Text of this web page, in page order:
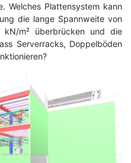
Welches Plattensystem kann
die lange Spannweite von
m² überbrücken und die
Serverracks, Doppelböden